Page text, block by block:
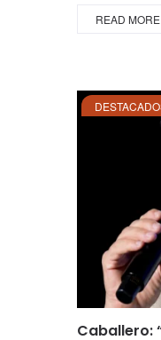
READ MORE
Caballero: